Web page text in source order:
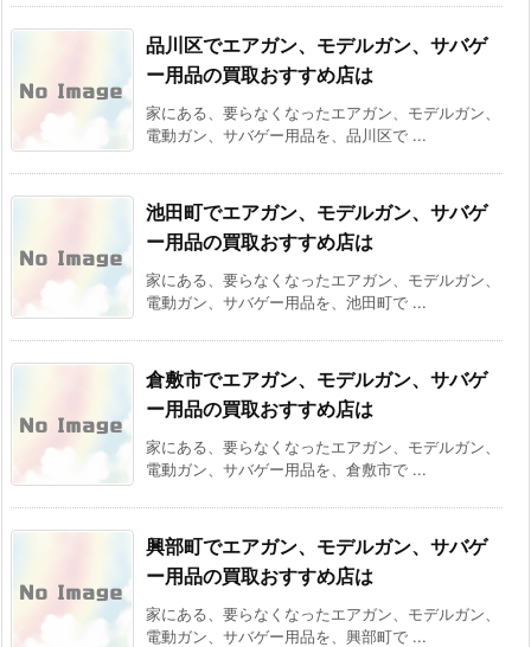
品川区でエアガン、モデルガン、サバゲ
ー用品の買取おすすめ店は
家にある、要らなくなったエアガン、モデルガン、
電動ガン、サバゲー用品を、品川区で ...
池田町でエアガン、モデルガン、サバゲ
ー用品の買取おすすめ店は
家にある、要らなくなったエアガン、モデルガン、
電動ガン、サバゲー用品を、池田町で ...
倉敷市でエアガン、モデルガン、サバゲ
ー用品の買取おすすめ店は
家にある、要らなくなったエアガン、モデルガン、
電動ガン、サバゲー用品を、倉敷市で ...
興部町でエアガン、モデルガン、サバゲ
ー用品の買取おすすめ店は
家にある、要らなくなったエアガン、モデルガン、
電動ガン、サバゲー用品を、興部町で ...